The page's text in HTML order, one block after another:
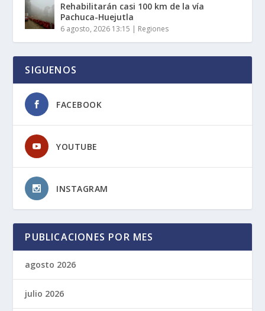
Rehabilitarán casi 100 km de la vía
Pachuca-Huejutla
6 agosto, 2026 13:15 | Regiones
SIGUENOS
FACEBOOK
YOUTUBE
INSTAGRAM
PUBLICACIONES POR MES
agosto 2026
julio 2026